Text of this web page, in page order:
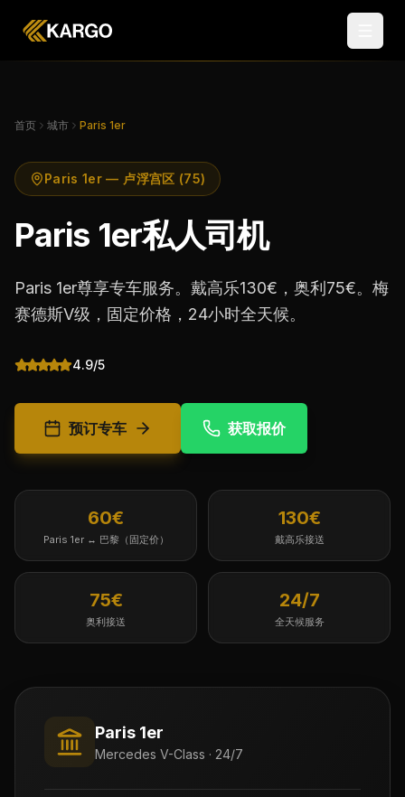
首页 城市 Paris 1er
Paris 1er — 卢浮宫区 (75)
Paris 1er私人司机
Paris 1er尊享专车服务。戴高乐130€，奥利75€。梅
赛德斯V级，固定价格，24小时全天候。
4.9/5
预订专车 获取报价
60€
Paris 1er ↔ 巴黎（固定价）
130€
戴高乐接送
75€
奥利接送
24/7
全天候服务
Paris 1er
Mercedes V-Class · 24/7